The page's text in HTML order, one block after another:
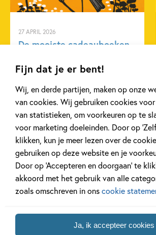
Fijn dat je er bent!
Wij, en derde partijen, maken op onze
van cookies. Wij gebruiken cookies
van statistieken, om voorkeuren op te
voor marketing doeleinden. Door op
klikken, kun je meer lezen over de
gebruiken op deze website en je
Door op ‘Accepteren en doorgaan’ te
akkoord met het gebruik van alle
zoals omschreven in onscookie
Ja, ik accepteer cookies
Achtste Woud, won in binnen- en
het verhaal, waarin het net is of Curro
vertellen over zijn jeugd.’ Uit het
Emoties & gevoelens
Geschiedenis
Zelfvertrouwen & weerbaarheid
27 APRIL 2026
De mooiste cadeauboeken
Lees meer
Bekijk alle artikelen